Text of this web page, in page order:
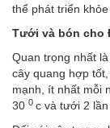
thể phát triển
Tưới và bón cho
Quan trọng nhất
cây quang hợp
mạnh, ít nhất mỗi
30 0 c và tưới 2